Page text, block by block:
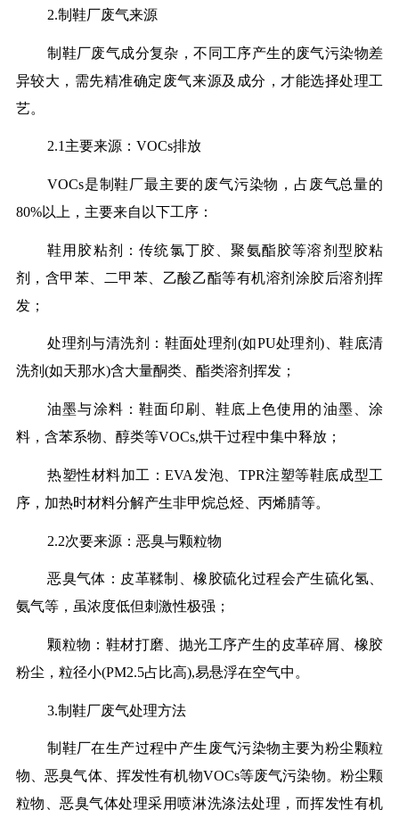
2.制鞋厂废气来源
制鞋厂废气成分复杂，不同工序产生的废气污染物差
异较大，需先精准确定废气来源及成分，才能选择处理工
艺。
2.1主要来源：VOCs排放
VOCs是制鞋厂最主要的废气污染物，占废气总量的
80%以上，主要来自以下工序：
鞋用胶粘剂：传统氯丁胶、聚氨酯胶等溶剂型胶粘
剂，含甲苯、二甲苯、乙酸乙酯等有机溶剂涂胶后溶剂挥
发；
处理剂与清洗剂：鞋面处理剂(如PU处理剂)、鞋底清
洗剂(如天那水)含大量酮类、酯类溶剂挥发；
油墨与涂料：鞋面印刷、鞋底上色使用的油墨、涂
料，含苯系物、醇类等VOCs,烘干过程中集中释放；
热塑性材料加工：EVA发泡、TPR注塑等鞋底成型工
序，加热时材料分解产生非甲烷总烃、丙烯腈等。
2.2次要来源：恶臭与颗粒物
恶臭气体：皮革鞣制、橡胶硫化过程会产生硫化氢、
氨气等，虽浓度低但刺激性极强；
颗粒物：鞋材打磨、抛光工序产生的皮革碎屑、橡胶
粉尘，粒径小(PM2.5占比高),易悬浮在空气中。
3.制鞋厂废气处理方法
制鞋厂在生产过程中产生废气污染物主要为粉尘颗粒
物、恶臭气体、挥发性有机物VOCs等废气污染物。粉尘颗
粒物、恶臭气体处理采用喷淋洗涤法处理，而挥发性有机